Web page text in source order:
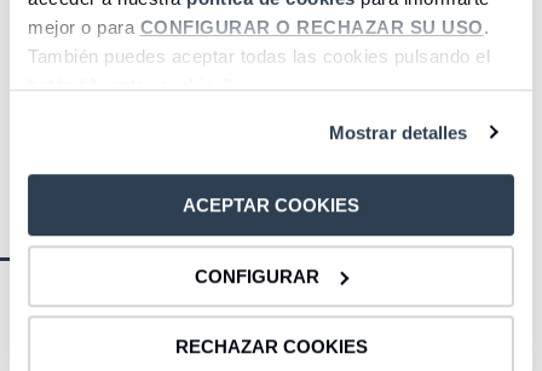
mejor o para CONFIGURAR O RECHAZAR SU USO.
También puedes aceptar todas las cookies pulsando el
botón “Aceptar cookies”.
Mostrar detalles
ACEPTAR COOKIES
CONFIGURAR
RECHAZAR COOKIES